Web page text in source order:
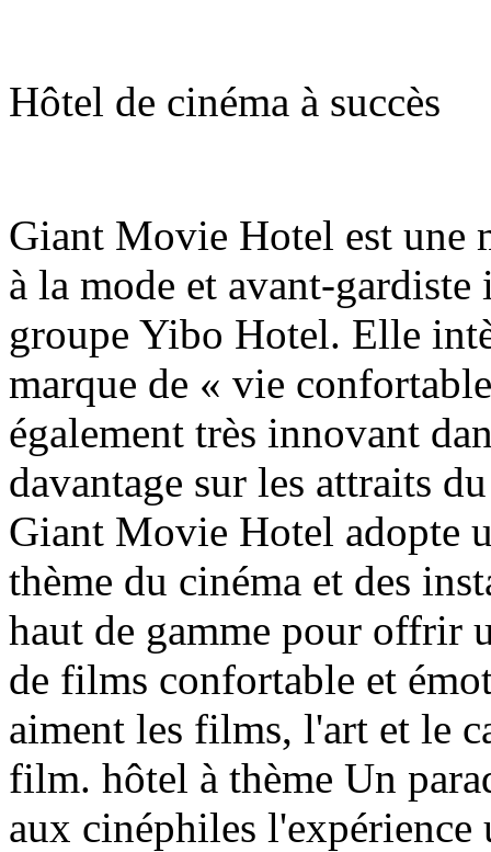
Hôtel de cinéma à succès
Giant Movie Hotel est une
à la mode et avant-
groupe Yibo Hotel. Elle
marque de « vie
également très innovant
davantage sur les attraits
Giant Movie Hotel adopte
thème du cinéma et des
haut de gamme pour offrir
de films confortable et
aiment les films, l'art et le
film. hôtel à thème Un
aux cinéphiles